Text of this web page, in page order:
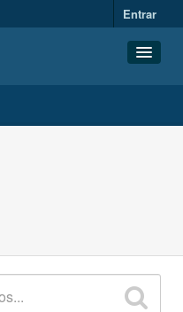
Entrar